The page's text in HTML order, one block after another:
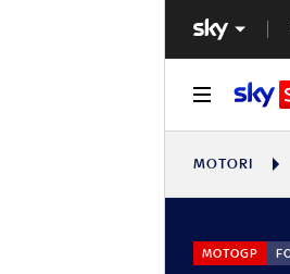
MOTORI
MOTOGP